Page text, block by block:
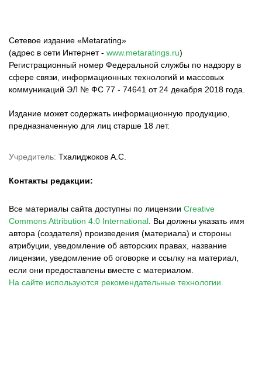
Сетевое издание «Metarating»
(адрес в сети Интернет - www.metaratings.ru)
Регистрационный номер Федеральной службы по надзору в
сфере связи, информационных технологий и массовых
коммуникаций ЭЛ № ФС 77 - 74641 от 24 декабря 2018 года.
Издание может содержать информационную продукцию,
предназначенную для лиц старше 18 лет.
Учредитель: Тхалиджоков А.С.
Контакты редакции:
Все материалы сайта доступны по лицензии Creative
Commons Attribution 4.0 International Вы должны указать имя
автора (создателя) произведения (материала) и стороны
атрибуции, уведомление об авторских правах, название
лицензии, уведомление об оговорке и ссылку на материал,
если они предоставлены вместе с материалом.
На сайте используются рекомендательные технологии.